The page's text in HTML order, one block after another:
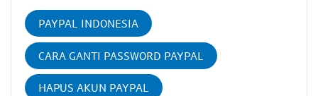
PAYPAL INDONESIA
CARA GANTI PASSWORD PAYPAL
HAPUS AKUN PAYPAL